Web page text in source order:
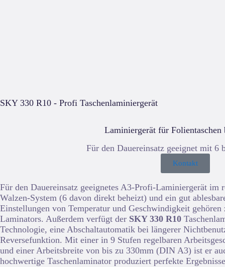
SKY 330 R10 - Profi Taschenlaminiergerät
Laminiergerät für
Für den Dauereinsatz geeignet mit 6
Kontakt
Für den Dauereinsatz geeignetes A3-Profi-Laminiergerät im
Walzen-System (6 davon direkt beheizt) und ein gut
Einstellungen von Temperatur und Geschwindigkeit gehören
Laminators. Außerdem verfügt der SKY 330 R10
Technologie, eine Abschaltautomatik bei längerer
Reversefunktion. Mit einer in 9 Stufen regelbaren
und einer Arbeitsbreite von bis zu 330mm (DIN A3) ist er
hochwertige Taschenlaminator produziert perfekte